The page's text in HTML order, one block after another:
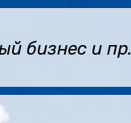
бизнес и пр.